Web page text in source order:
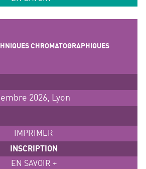
CHROMATOGRAPHIQUES
2026, Lyon
IMPRIMER
INSCRIPTION
EN SAVOIR +